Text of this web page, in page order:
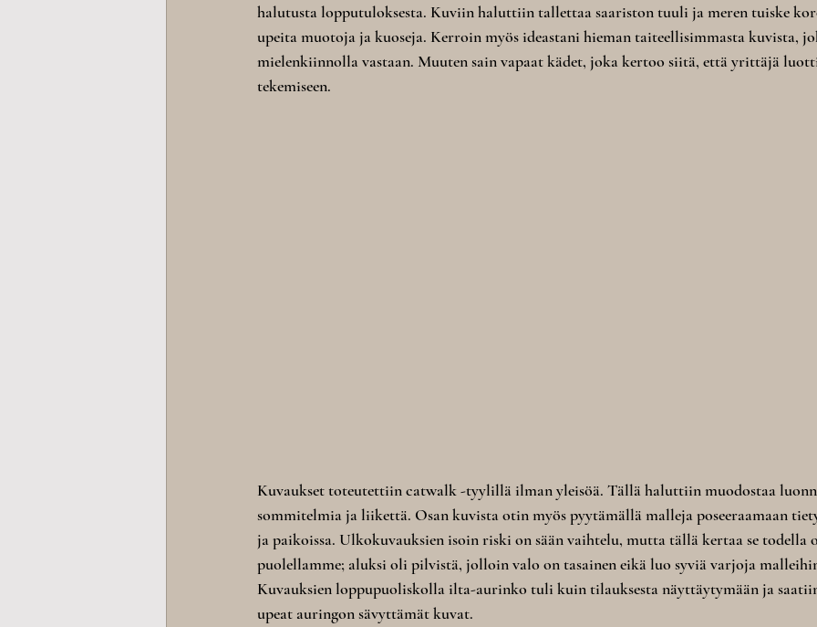
halutusta lopputuloksesta. Kuviin haluttiin tallettaa saariston tuuli ja meren tuiske
upeita muotoja ja kuoseja. Kerroin myös ideastani hieman taiteellisimmasta kuvista,
mielenkiinnolla vastaan. Muuten sain vapaat kädet, joka kertoo siitä, että yrittäjä
tekemiseen.
Kuvaukset toteutettiin catwalk -tyylillä ilman yleisöä. Tällä haluttiin muodostaa
sommitelmia ja liikettä. Osan kuvista otin myös pyytämällä malleja poseeraamaan
ja paikoissa. Ulkokuvauksien isoin riski on sään vaihtelu, mutta tällä kertaa se todella
puolellamme; aluksi oli pilvistä, jolloin valo on tasainen eikä luo syviä varjoja
Kuvauksien loppupuoliskolla ilta-aurinko tuli kuin tilauksesta näyttäytymään ja
upeat auringon sävyttämät kuvat.